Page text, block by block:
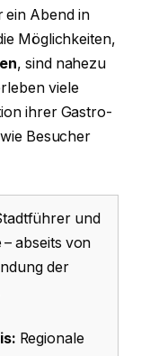
ein Abend in
Möglichkeiten,
, sind nahezu
viele
ihrer Gastro-
Besucher
und
abseits von
der
Regionale